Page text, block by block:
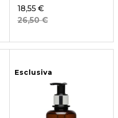
18,55 €
26,50 €
Esclusiva